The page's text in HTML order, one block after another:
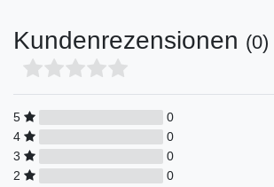
Kundenrezensionen (0)
5
0
4
0
3
0
2
0